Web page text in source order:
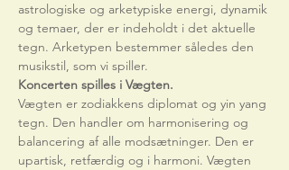
astrologiske og arketypiske energi, dynamik
og temaer, der er indeholdt i det aktuelle
tegn. Arketypen bestemmer således den
musikstil, som vi spiller.
Koncerten spilles i Vægten.
Vægten er zodiakkens diplomat og yin yang
tegn. Den handler om harmonisering og
balancering af alle modsætninger. Den er
upartisk, retfærdig og i harmoni. Vægten